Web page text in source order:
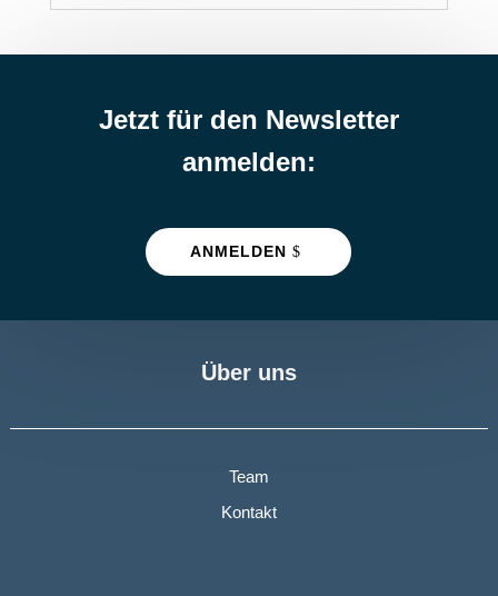
Jetzt für den Newsletter
anmelden:
ANMELDEN
Über uns
Team
Kontakt